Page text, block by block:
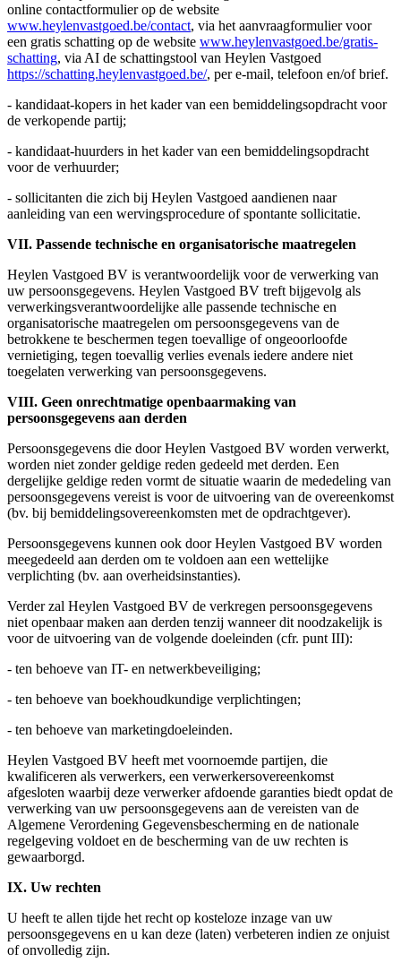
online contactformulier op de website
www.heylenvastgoed.be/contact, via het aanvraagformulier voor
een gratis schatting op de website www.heylenvastgoed.be/gratis-
schatting, via AI de schattingstool van Heylen Vastgoed
https://schatting.heylenvastgoed.be/, per e-mail, telefoon en/of brief.
- kandidaat-kopers in het kader van een bemiddelingsopdracht voor
de verkopende partij;
- kandidaat-huurders in het kader van een bemiddelingsopdracht
voor de verhuurder;
- sollicitanten die zich bij Heylen Vastgoed aandienen naar
aanleiding van een wervingsprocedure of spontante sollicitatie.
VII. Passende technische en organisatorische maatregelen
Heylen Vastgoed BV is verantwoordelijk voor de verwerking van
uw persoonsgegevens. Heylen Vastgoed BV treft bijgevolg als
verwerkingsverantwoordelijke alle passende technische en
organisatorische maatregelen om persoonsgegevens van de
betrokkene te beschermen tegen toevallige of ongeoorloofde
vernietiging, tegen toevallig verlies evenals iedere andere niet
toegelaten verwerking van persoonsgegevens.
VIII. Geen onrechtmatige openbaarmaking van
persoonsgegevens aan derden
Persoonsgegevens die door Heylen Vastgoed BV worden verwerkt,
worden niet zonder geldige reden gedeeld met derden. Een
dergelijke geldige reden vormt de situatie waarin de mededeling van
persoonsgegevens vereist is voor de uitvoering van de overeenkomst
(bv. bij bemiddelingsovereenkomsten met de opdrachtgever).
Persoonsgegevens kunnen ook door Heylen Vastgoed BV worden
meegedeeld aan derden om te voldoen aan een wettelijke
verplichting (bv. aan overheidsinstanties).
Verder zal Heylen Vastgoed BV de verkregen persoonsgegevens
niet openbaar maken aan derden tenzij wanneer dit noodzakelijk is
voor de uitvoering van de volgende doeleinden (cfr. punt III):
- ten behoeve van IT- en netwerkbeveiliging;
- ten behoeve van boekhoudkundige verplichtingen;
- ten behoeve van marketingdoeleinden.
Heylen Vastgoed BV heeft met voornoemde partijen, die
kwalificeren als verwerkers, een verwerkersovereenkomst
afgesloten waarbij deze verwerker afdoende garanties biedt opdat de
verwerking van uw persoonsgegevens aan de vereisten van de
Algemene Verordening Gegevensbescherming en de nationale
regelgeving voldoet en de bescherming van de uw rechten is
gewaarborgd.
IX. Uw rechten
U heeft te allen tijde het recht op kosteloze inzage van uw
persoonsgegevens en u kan deze (laten) verbeteren indien ze onjuist
of onvolledig zijn.